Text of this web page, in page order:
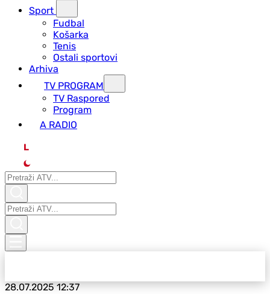
Sport
Fudbal
Košarka
Tenis
Ostali sportovi
Arhiva
TV PROGRAM
ТV Raspored
Program
A RADIO
L
28.07.202512:37